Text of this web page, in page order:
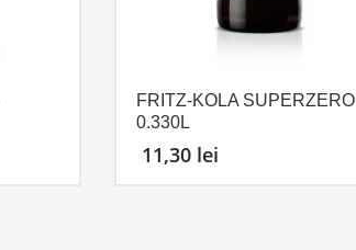
FRITZ-KOLA SUPERZERO
0.330L
11,30 lei